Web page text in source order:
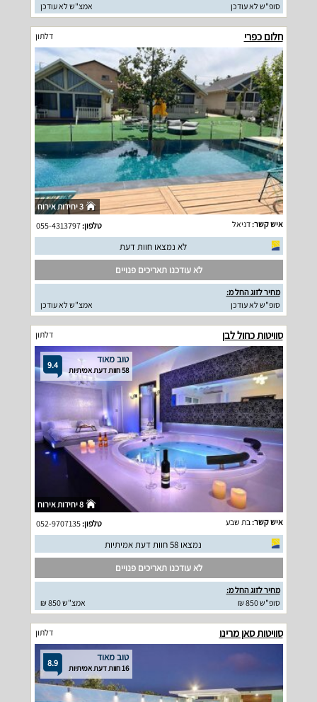
סופ"ש לא עודכן
אמצ"ש לא עודכן
חלום כפרי דלתון
3 יחידות אירוח
איש קשר:דניאל טלפון:055-4313797
לא נמצאו חוות דעת
לא עודכנו תאריכים פנויים
מחיר לזוג החל מ:
סופ"ש לא עודכן
אמצ"ש לא עודכן
סוויטות כחול לבן דלתון
9.4 טוב מאוד
58 חוות דעת אמיתיות
8 יחידות אירוח
איש קשר:בת שבע טלפון:052-9707135
נמצאו 58 חוות דעת אמיתיות
לא עודכנו תאריכים פנויים
מחיר לזוג החל מ:
סופ"ש 850 ₪
אמצ"ש 850 ₪
סוויטות סאן מרינו דלתון
8.9 טוב מאוד
16 חוות דעת אמיתיות